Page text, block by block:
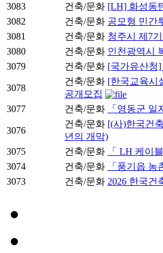
3083
건축/문화 [LH] 화성동
3082
건축/문화 공모형 민간
3081
건축/문화 청주시 제7
3080
건축/문화 인천광역시
3079
건축/문화 [국가유산청
3078
건축/문화 [한국교육시
공개모집
3077
건축/문화 「영동군
3076
건축/문화 [(사)한국건
년의 개막)
3075
건축/문화
「 LH 케이
3074
건축/문화
「풍기읍
3073
건축/문화 2026 한국건